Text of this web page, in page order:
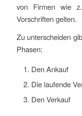
von Firmen wie
Vorschriften gelten.
Zu unterscheiden
Phasen:
Den Ankauf
Die laufende
Den Verkauf